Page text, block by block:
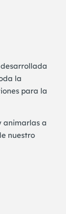
la
para la
animarlas a
nuestro